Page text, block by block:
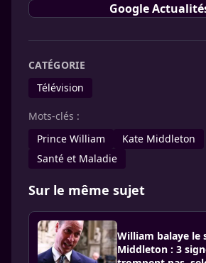
Google
CATÉGORIE
Télévision
Mots-clés :
Prince William
Kate Middleton
Santé et Maladie
Sur le même sujet
William balaye le
Middleton : 3